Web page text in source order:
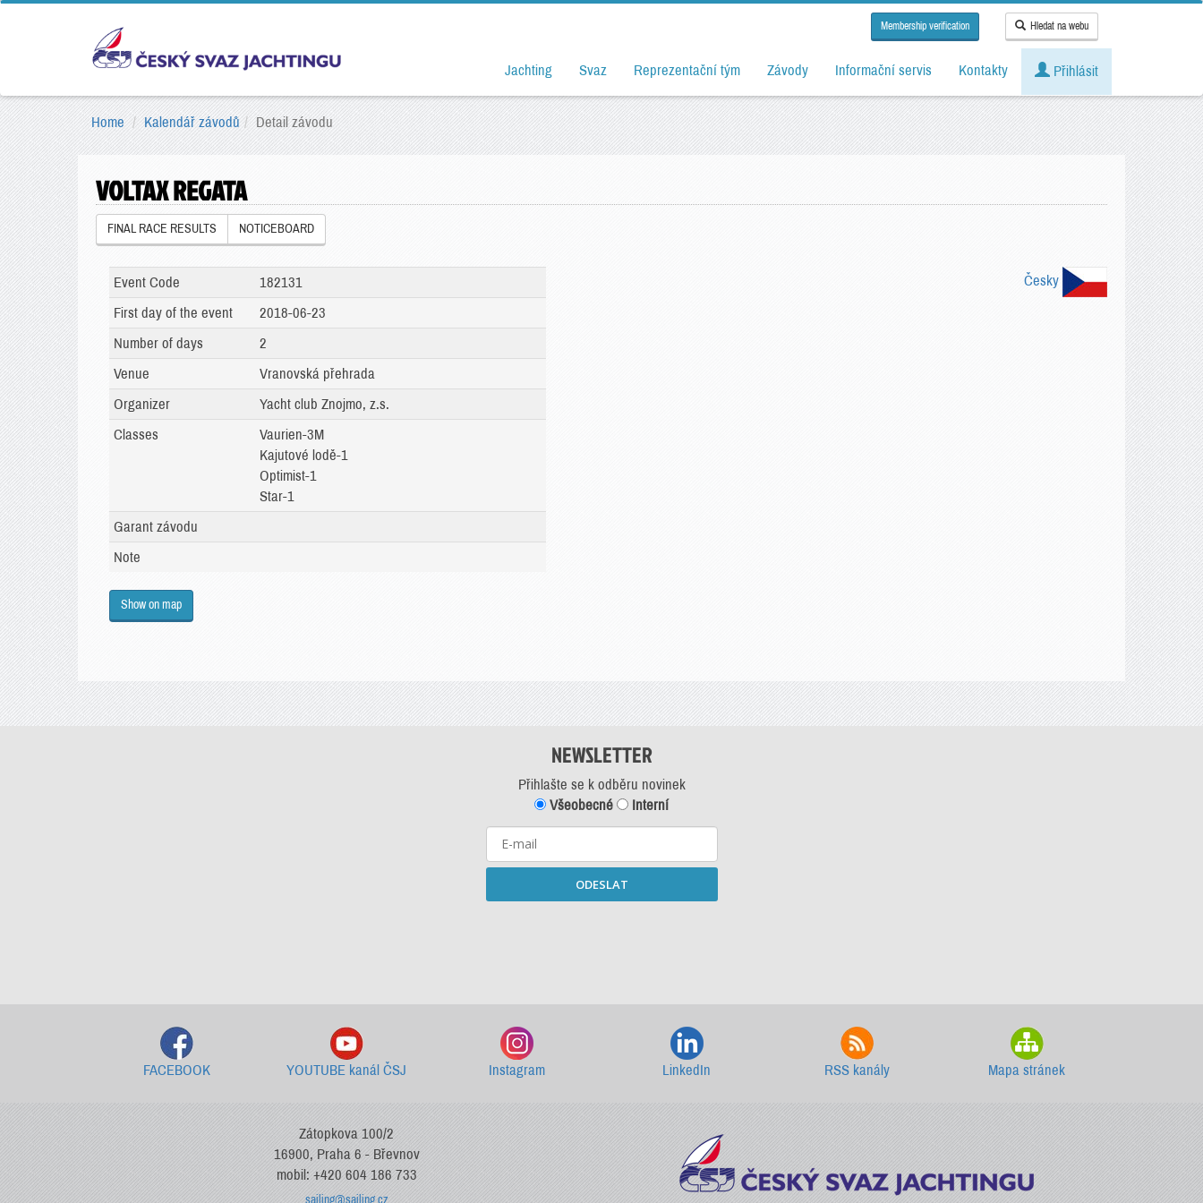
Membership verification Hledat na webu
Jachting Svaz Reprezentační tým Závody Informační servis Kontakty Přihlásit
Home Kalendář závodů Detail závodu
VOLTAX REGATA
FINAL RACE RESULTS NOTICEBOARD
Česky
Event Code
182131
First day of the event
2018-06-23
Number of days
2
Venue
Vranovská přehrada
Organizer
Yacht club Znojmo, z.s.
Classes
Vaurien-3M
Kajutové lodě-1
Optimist-1
Star-1
Garant závodu
Note
Show on map
NEWSLETTER
Přihlašte se k odběru novinek
Všeobecné
Interní
ODESLAT
FACEBOOK YOUTUBE kanál ČSJ Instagram LinkedIn RSS kanály Mapa stránek
Zátopkova 100/2
16900, Praha 6 - Břevnov
mobil: +420 604 186 733
sailing@sailing.cz